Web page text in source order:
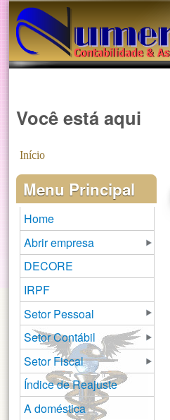
Você está aqui
Início
Menu Principal
Home
Abrir empresa
DECORE
IRPF
Setor Pessoal
Setor Contábil
Setor Fiscal
Índice de Reajuste
A doméstica